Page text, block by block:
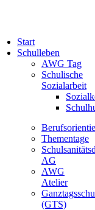
Start
Schulleben
AWG Tag
Schulische
Sozialarbeit
Thementage
AG
AWG
Atelier
(GTS)
Kind?